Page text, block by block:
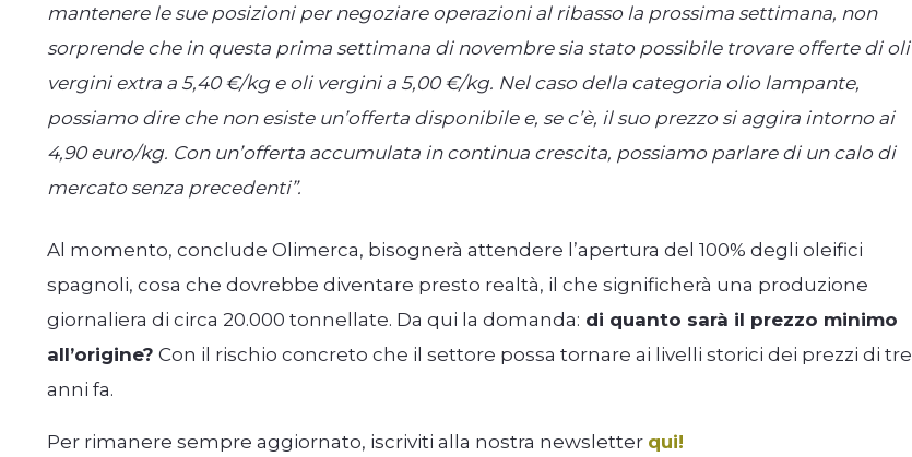
mantenere le sue posizioni per negoziare operazioni al ribasso la prossima settimana, non
sorprende che in questa prima settimana di novembre sia stato possibile trovare offerte di oli
vergini extra a 5,40 €/kg e oli vergini a 5,00 €/kg. Nel caso della categoria olio lampante,
possiamo dire che non esiste un’offerta disponibile e, se c’è, il suo prezzo si aggira intorno ai
4,90 euro/kg. Con un’offerta accumulata in continua crescita, possiamo parlare di un calo di
mercato senza precedenti”.
Al momento, conclude Olimerca, bisognerà attendere l’apertura del 100% degli oleifici
spagnoli, cosa che dovrebbe diventare presto realtà, il che significherà una produzione
giornaliera di circa 20.000 tonnellate. Da qui la domanda: di quanto sarà il prezzo minimo
all’origine? Con il rischio concreto che il settore possa tornare ai livelli storici dei prezzi di tre
anni fa.
Per rimanere sempre aggiornato, iscriviti alla nostra newsletter qui!